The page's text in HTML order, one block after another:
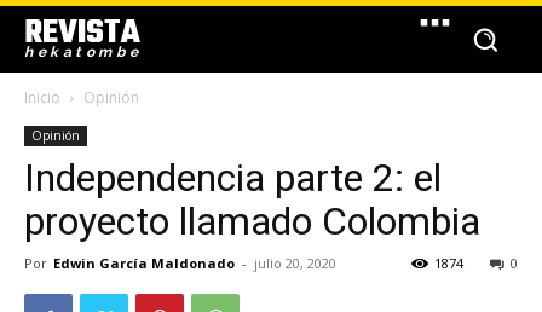
REVISTA
hekatombe
Inicio Opinión
Opinión
Independencia parte 2: el
proyecto llamado Colombia
Por Edwin García Maldonado - julio 20, 2020 0
1874